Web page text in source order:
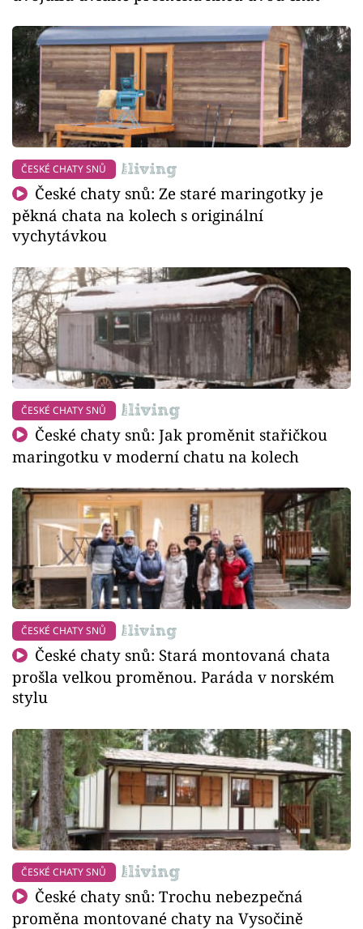
ČESKÉ CHATY SNŮ
České chaty snů: Ze staré maringotky je
pěkná chata na kolech s originální
vychytávkou
ČESKÉ CHATY SNŮ
České chaty snů: Jak proměnit stařičkou
maringotku v moderní chatu na kolech
ČESKÉ CHATY SNŮ
České chaty snů: Stará montovaná chata
prošla velkou proměnou. Paráda v norském
stylu
ČESKÉ CHATY SNŮ
České chaty snů: Trochu nebezpečná
proměna montované chaty na Vysočině